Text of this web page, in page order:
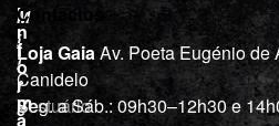
M
i
l
í
c
L
o
j
a
Vestuário
I
n
f
o
r
m
a
Contactos
Loja GaiaAv. Poeta Eugénio de
Canidelo
Seg. a Sáb.: 09h30–12h30 e